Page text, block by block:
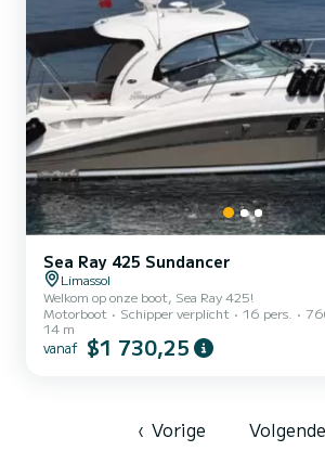
Sea Ray 425 Sundancer
Limassol
Welkom op onze boot, Sea Ray 425!
Motorboot
Schipper verplicht 16 pers.
14 m
vanaf $1 730,25
‹ Vorige Volgende